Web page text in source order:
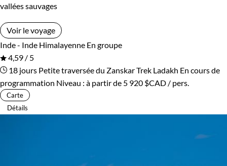
vallées sauvages
Voir le voyage
Inde - Inde Himalayenne En groupe
4,59 / 5
18 jours Petite traversée du ZanskarTrek Ladakh En cours de
programmation Niveau : à partir de 5 920 $CAD / pers.
Carte
Détails